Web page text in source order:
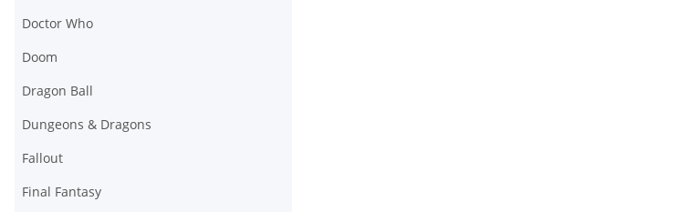
Doctor Who
Doom
Dragon Ball
Dungeons & Dragons
Fallout
Final Fantasy